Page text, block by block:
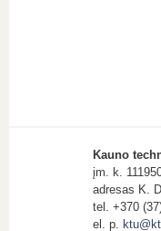
Kauno
įm. k.
adresas K.
tel. +370
el. p.